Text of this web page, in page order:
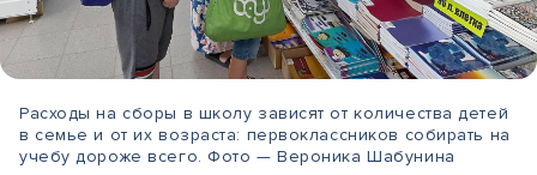
Расходы на сборы в школу зависят от количества детей
в семье и от их возраста: первоклассников собирать на
учебу дороже всего. Фото — Вероника Шабунина